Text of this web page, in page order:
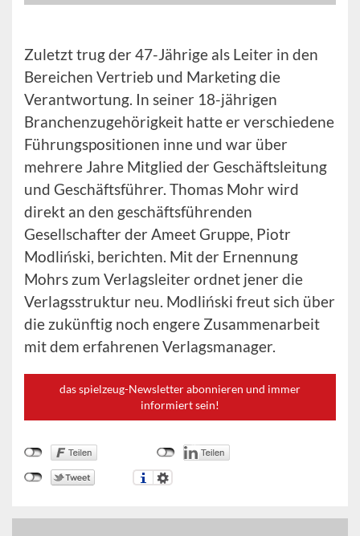
Zuletzt trug der 47-Jährige als Leiter in den
Bereichen Vertrieb und Marketing die
Verantwortung. In seiner 18-jährigen
Branchenzugehörigkeit hatte er verschiedene
Führungspositionen inne und war über
mehrere Jahre Mitglied der Geschäftsleitung
und Geschäftsführer. Thomas Mohr wird
direkt an den geschäftsführenden
Gesellschafter der Ameet Gruppe, Piotr
Modliński, berichten. Mit der Ernennung
Mohrs zum Verlagsleiter ordnet jener die
Verlagsstruktur neu. Modliński freut sich über
die zukünftig noch engere Zusammenarbeit
mit dem erfahrenen Verlagsmanager.
das spielzeug-Newsletter abonnieren und immer
informiert sein!